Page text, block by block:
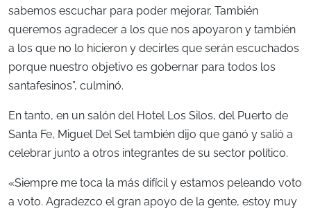
sabemos escuchar para poder mejorar. También
queremos agradecer a los que nos apoyaron y también
a los que no lo hicieron y decirles que serán escuchados
porque nuestro objetivo es gobernar para todos los
santafesinos”, culminó.
En tanto, en un salón del Hotel Los Silos, del Puerto de
Santa Fe, Miguel Del Sel también dijo que ganó y salió a
celebrar junto a otros integrantes de su sector político.
«Siempre me toca la más difícil y estamos peleando voto
a voto. Agradezco el gran apoyo de la gente, estoy muy